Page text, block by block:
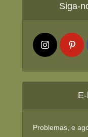
Siga-
Problemas, e